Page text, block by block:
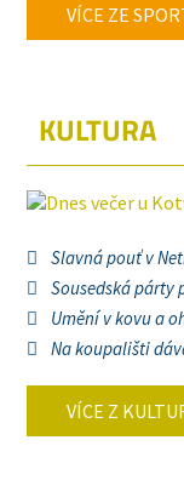
VÍCE ZE
KULTURA
Slavná pouť v
Sousedská
Umění v kovu a
Na koupališti
VÍCE Z